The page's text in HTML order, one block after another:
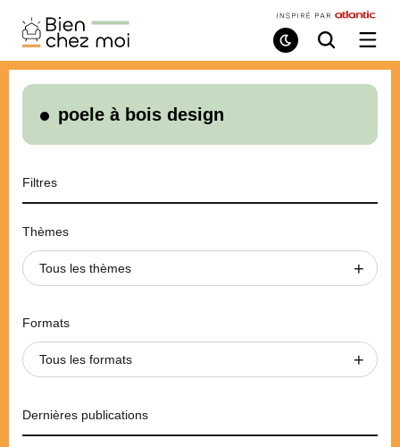
Bien
Chez
Moi
Mode
de
Recherche
/
le
poele à bois design
Filtres
Thèmes
Tous les thèmes
Formats
Tous les formats
Dernières publications